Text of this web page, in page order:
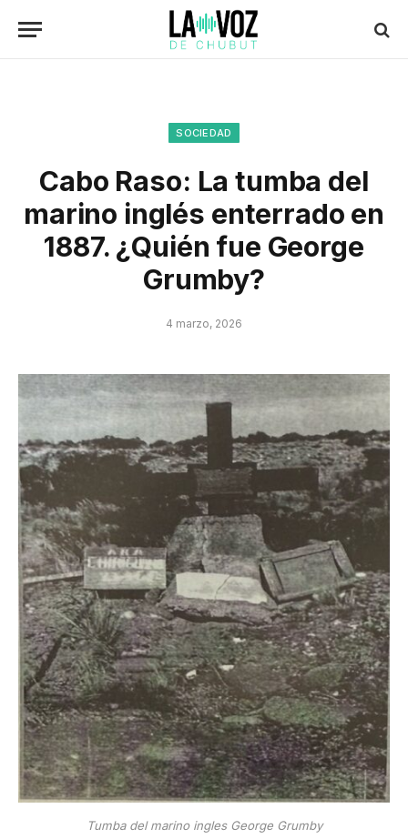
SOCIEDAD
Cabo Raso: La tumba del
marino inglés enterrado en
1887. ¿Quién fue George
Grumby?
4 marzo, 2026
Tumba del marino ingles George Grumby